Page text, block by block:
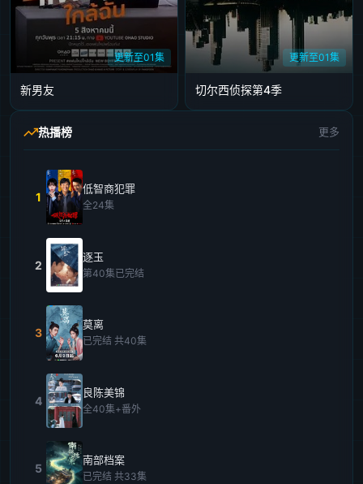
更新至01集
新男友
更新至01集
切尔西侦探第4季
热播榜 更多
1
低智商犯罪
全24集
2
逐玉
第40集已完结
3
莫离
已完结 共40集
4
良陈美锦
全40集+番外
5
南部档案
已完结 共33集